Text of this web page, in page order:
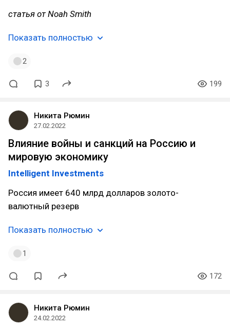
статья от Noah Smith
Показать полностью
2
3 199
Никита Рюмин
27.02.2022
Влияние войны и санкций на Россию и
мировую экономику
Intelligent Investments
Россия имеет 640 млрд долларов золото-
валютный резерв
Показать полностью
1
172
Никита Рюмин
24.02.2022